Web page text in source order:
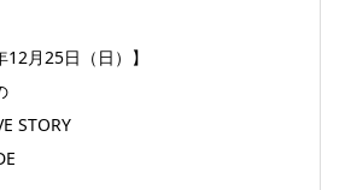
12月25日（日）】
STORY